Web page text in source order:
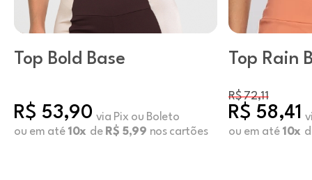
Top Bold Base
R$ 53,90 via Pix ou Boleto
ou em até 10x de R$ 5,99 nos cartões
Top Rain
R$ 72,11
R$ 58,41
ou em até 10x